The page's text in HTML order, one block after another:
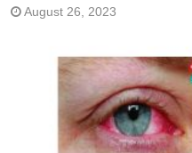
August 26, 2023